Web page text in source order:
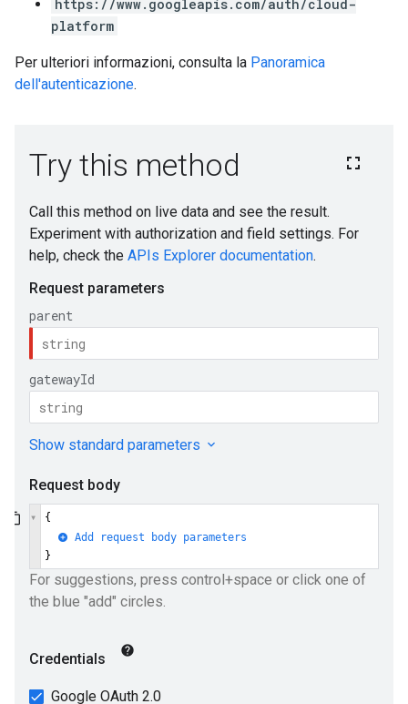
https://www.googleapis.com/auth/cloud-
platform
Per ulteriori informazioni, consulta la Panoramica
dell'autenticazione.